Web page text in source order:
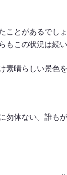
ことがあるでし
この状況は続い
素晴らしい景色
勿体ない。誰も